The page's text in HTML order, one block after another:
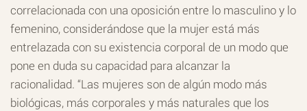
correlacionada con una oposición entre lo masculino y lo
femenino, considerándose que la mujer está más
entrelazada con su existencia corporal de un modo que
pone en duda su capacidad para alcanzar la
racionalidad. “Las mujeres son de algún modo más
biológicas, más corporales y más naturales que los